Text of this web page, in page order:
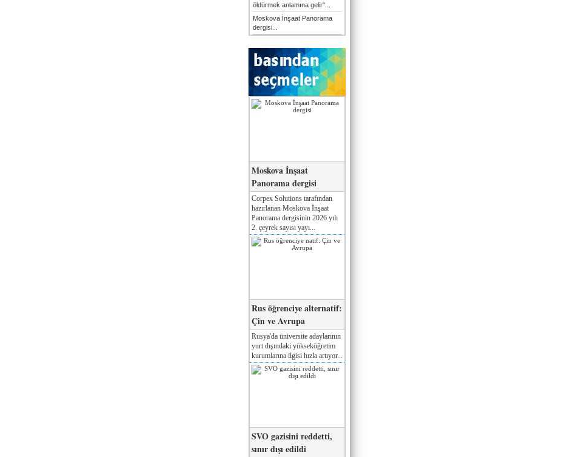
öldürmek anlamına gelir"...
Moskova İnşaat Panorama
dergisi...
Moskova İnşaat
Panorama dergisi
Corpex Solutions tarafından
hazırlanan Moskova İnşaat
Panorama dergisinin 2026 yılı
2. çeyrek sayısı yayı...
Rus öğrenciye alternatif:
Çin ve Avrupa
Rusya'da üniversite adaylarının
yurt dışındaki yükseköğretim
kurumlarına ilgisi hızla artıyor...
SVO gazisini reddetti,
sınır dışı edildi